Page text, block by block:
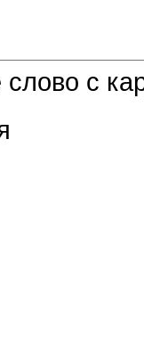
с